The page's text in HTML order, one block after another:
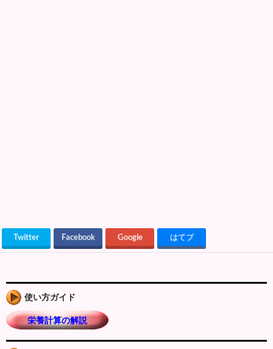
Twitter Facebook Google はてブ
使い方ガイド
栄養計算の解説